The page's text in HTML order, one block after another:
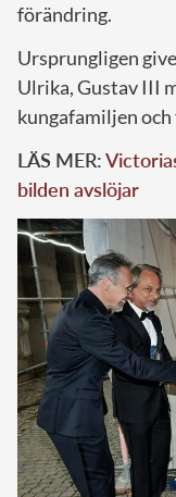
förändring.
Ursprungligen
Ulrika, Gustav III
kungafamiljen
LÄS MER:
bilden avslöjar